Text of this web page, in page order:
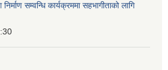
सम्वन्धि कार्यक्रममा सहभागीताको लागि